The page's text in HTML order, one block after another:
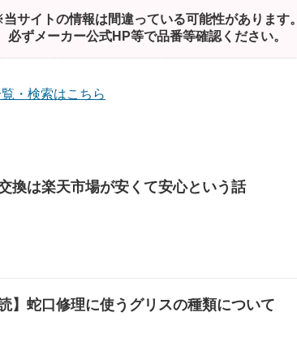
サイトの情報は間違っている可能性があります。
必ずメーカー公式HP等で品番等確認ください。
・検索はこちら
換は楽天市場が安くて安心という話
読】蛇口修理に使うグリスの種類について